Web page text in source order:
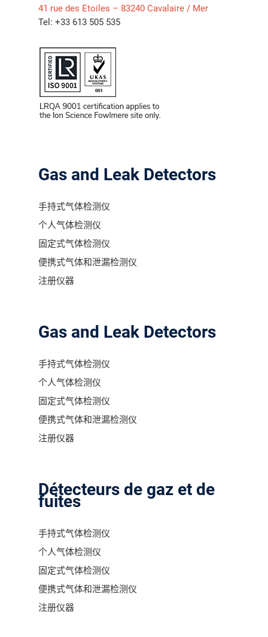
41 rue des Etoiles – 83240 Cavalaire / Mer
Tel: +33 613 505 535
Gas and Leak Detectors
手持式气体检测仪
个人气体检测仪
固定式气体检测仪
便携式气体和泄漏检测仪
注册仪器
Gas and Leak Detectors
手持式气体检测仪
个人气体检测仪
固定式气体检测仪
便携式气体和泄漏检测仪
注册仪器
Détecteurs de gaz et de
fuites
手持式气体检测仪
个人气体检测仪
固定式气体检测仪
便携式气体和泄漏检测仪
注册仪器